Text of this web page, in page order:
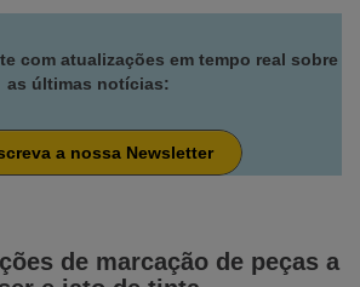
com atualizações em tempo real sobre
as últimas notícias:
a nossa Newsletter
de marcação de peças a